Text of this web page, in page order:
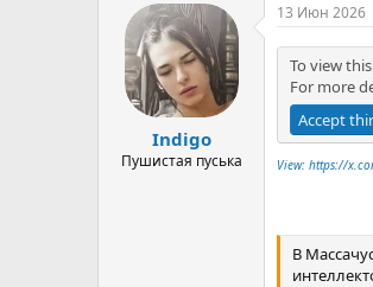
м
ы
Indigo
Пушистая пуська
13 Июн 2026
To view
For more
Accept
View: https://
В